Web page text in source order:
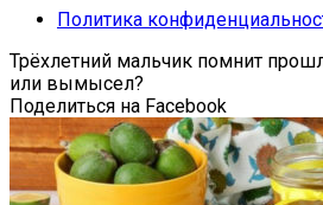
Политика
Трёхлетний мальчик помнит
или вымысел?
Поделиться на Facebook